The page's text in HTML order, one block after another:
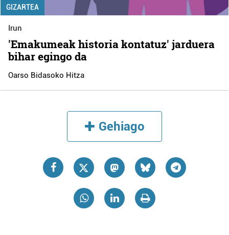
GIZARTEA
Irun
'Emakumeak historia kontatuz' jarduera
bihar egingo da
Oarso Bidasoko Hitza
Gehiago